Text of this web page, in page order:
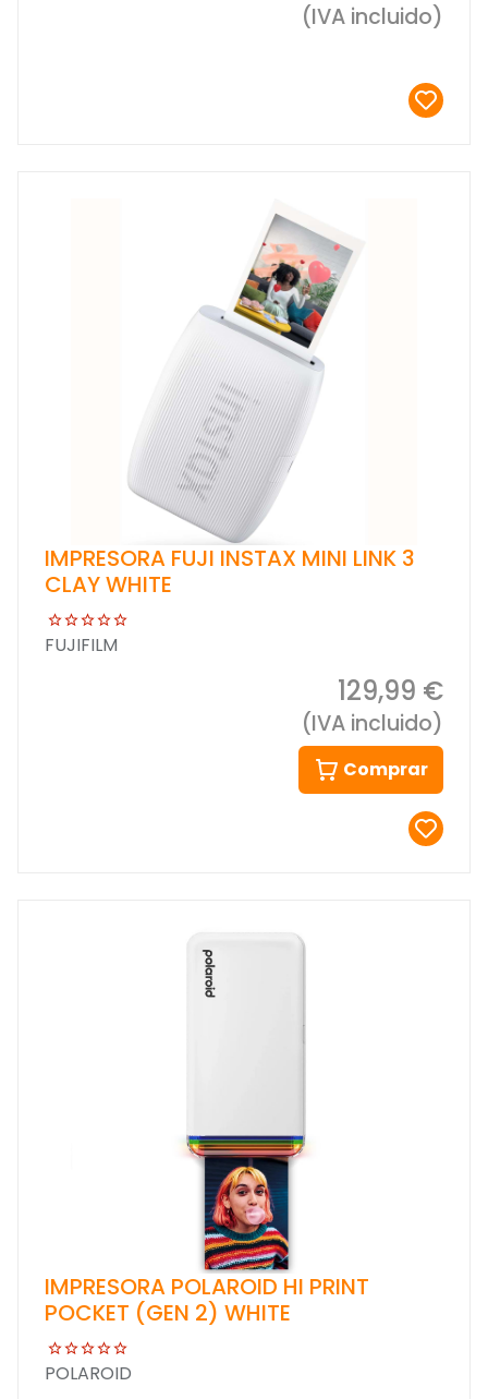
(IVA incluido)
IMPRESORA FUJI INSTAX MINI LINK 3
CLAY WHITE
FUJIFILM
129,99 €
(IVA incluido)
Comprar
IMPRESORA POLAROID HI PRINT
POCKET (GEN 2) WHITE
POLAROID